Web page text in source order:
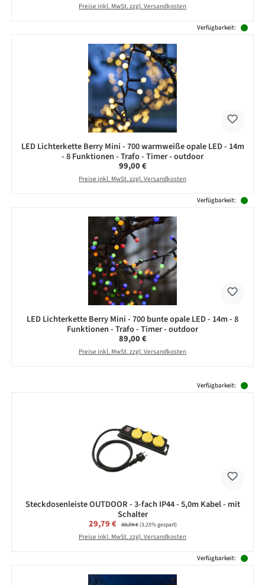
Preise inkl. MwSt. zzgl. Versandkosten
Verfügbarkeit:
LED Lichterkette Berry Mini - 700 warmweiße opale LED - 14m
- 8 Funktionen - Trafo - Timer - outdoor
Regulärer Preis:
99,00 €
Preise inkl. MwSt. zzgl. Versandkosten
Verfügbarkeit:
LED Lichterkette Berry Mini - 700 bunte opale LED - 14m - 8
Funktionen - Trafo - Timer - outdoor
Regulärer Preis:
89,00 €
Preise inkl. MwSt. zzgl. Versandkosten
Verfügbarkeit:
Steckdosenleiste OUTDOOR - 3-fach IP44 - 5,0m Kabel - mit
Schalter
Verkaufspreis:
29,79 € Regulärer Preis:
30,79 €(3.25% gespart)
Preise inkl. MwSt. zzgl. Versandkosten
Verfügbarkeit: